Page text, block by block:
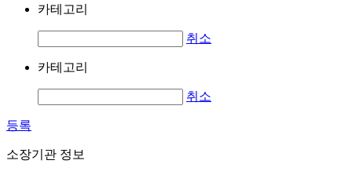
카테고리
취소
카테고리
취소
등록
소장기관 정보